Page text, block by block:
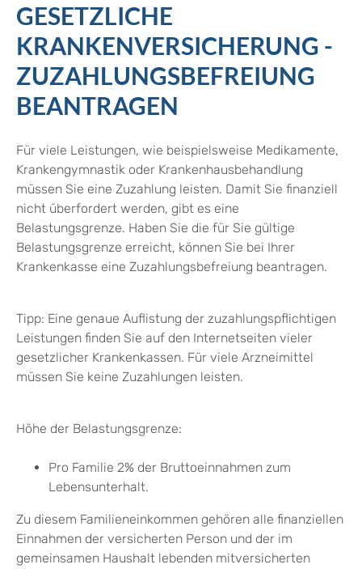
GESETZLICHE
KRANKENVERSICHERUNG -
ZUZAHLUNGSBEFREIUNG
BEANTRAGEN
Für viele Leistungen, wie beispielsweise Medikamente,
Krankengymnastik oder Krankenhausbehandlung
müssen Sie eine Zuzahlung leisten. Damit Sie finanziell
nicht überfordert werden, gibt es eine
Belastungsgrenze. Haben Sie die für Sie gültige
Belastungsgrenze erreicht, können Sie bei Ihrer
Krankenkasse eine Zuzahlungsbefreiung beantragen.
Tipp: Eine genaue Auflistung der zuzahlungspflichtigen
Leistungen finden Sie auf den Internetseiten vieler
gesetzlicher Krankenkassen. Für viele Arzneimittel
müssen Sie keine Zuzahlungen leisten.
Höhe der Belastungsgrenze:
Pro Familie 2% der Bruttoeinnahmen zum
Lebensunterhalt.
Zu diesem Familieneinkommen gehören alle finanziellen
Einnahmen der versicherten Person und der im
gemeinsamen Haushalt lebenden mitversicherten